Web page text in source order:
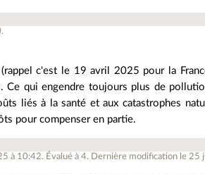
.
c'est le 19 avril 2025 pour la
Ce qui engendre toujours plus de
liés à la santé et aux catastrophes
pour compenser en partie.
à 10:42. Évalué à4. Dernière modification le 25